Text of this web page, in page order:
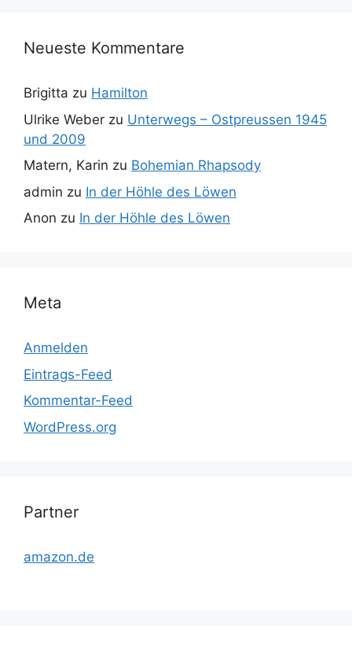
Neueste Kommentare
Brigitta zu Hamilton
Ulrike Weber zu Unterwegs – Ostpreussen 1945
und 2009
Matern, Karin zu Bohemian Rhapsody
admin zu In der Höhle des Löwen
Anon zu In der Höhle des Löwen
Meta
Anmelden
Eintrags-Feed
Kommentar-Feed
WordPress.org
Partner
amazon.de